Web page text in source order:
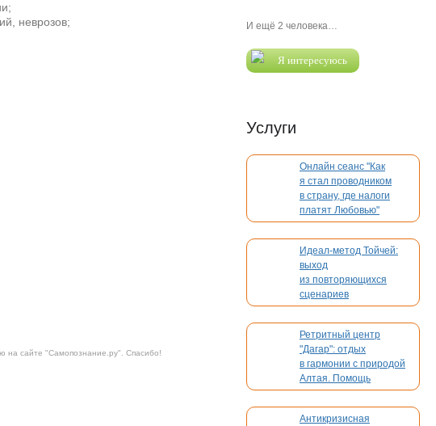
И ещё 2 человека…
Я интересуюсь
Услуги
Онлайн сеанс "Как
я стал проводником
в страну, где налоги
платят Любовью"
Идеал-метод Тойчей:
выход
из повторяющихся
сценариев
Ретритный центр
"Дагар": отдых
в гармонии с природой
Алтая. Помощь
в организации вашего
мероприятия
Антикризисная
неврозов;
на сайте "Самопознание.ру". Спасибо!